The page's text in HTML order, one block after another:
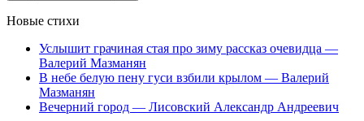
Новые стихи
Услышит грачиная стая про зиму рассказ очевидца —
Валерий Мазманян
В небе белую пену гуси взбили крылом — Валерий
Мазманян
Вечерний город — Лисовский Александр Андреевич